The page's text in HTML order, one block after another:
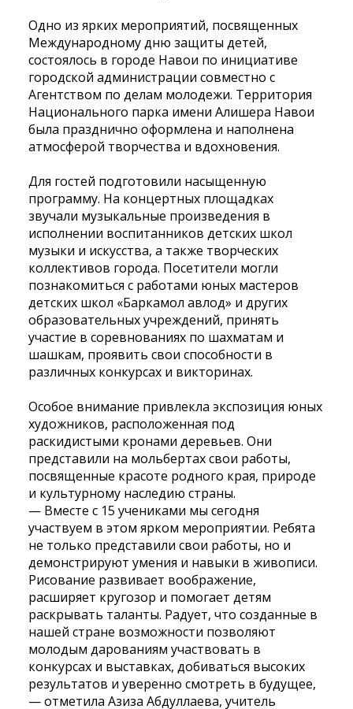
Одно из ярких мероприятий, посвященных
Международному дню защиты детей,
состоялось в городе Навои по инициативе
городской администрации совместно с
Агентством по делам молодежи. Территория
Национального парка имени Алишера Навои
была празднично оформлена и наполнена
атмосферой творчества и вдохновения.
Для гостей подготовили насыщенную
программу. На концертных площадках
звучали музыкальные произведения в
исполнении воспитанников детских школ
музыки и искусства, а также творческих
коллективов города. Посетители могли
познакомиться с работами юных мастеров
детских школ «Баркамол авлод» и других
образовательных учреждений, принять
участие в соревнованиях по шахматам и
шашкам, проявить свои способности в
различных конкурсах и викторинах.
Особое внимание привлекла экспозиция юных
художников, расположенная под
раскидистыми кронами деревьев. Они
представили на мольбертах свои работы,
посвященные красоте родного края, природе
и культурному наследию страны.
— Вместе с 15 учениками мы сегодня
участвуем в этом ярком мероприятии. Ребята
не только представили свои работы, но и
демонстрируют умения и навыки в живописи.
Рисование развивает воображение,
расширяет кругозор и помогает детям
раскрывать таланты. Радует, что созданные в
нашей стране возможности позволяют
молодым дарованиям участвовать в
конкурсах и выставках, добиваться высоких
результатов и уверенно смотреть в будущее,
— отметила Азиза Абдуллаева, учитель